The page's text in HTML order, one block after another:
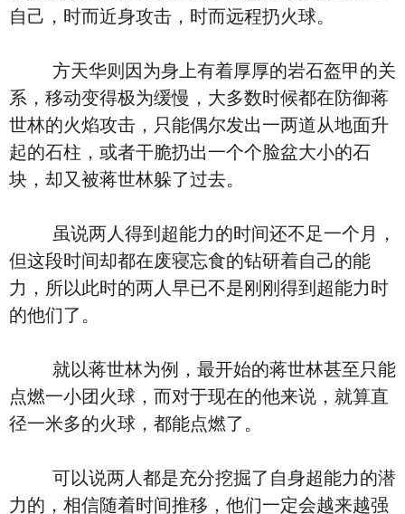
自己，时而近身攻击，时而远程扔火球。
方天华则因为身上有着厚厚的岩石盔甲的关
系，移动变得极为缓慢，大多数时候都在防御蒋
世林的火焰攻击，只能偶尔发出一两道从地面升
起的石柱，或者干脆扔出一个个脸盆大小的石
块，却又被蒋世林躲了过去。
虽说两人得到超能力的时间还不足一个月，
但这段时间却都在废寝忘食的钻研着自己的能
力，所以此时的两人早已不是刚刚得到超能力时
的他们了。
就以蒋世林为例，最开始的蒋世林甚至只能
点燃一小团火球，而对于现在的他来说，就算直
径一米多的火球，都能点燃了。
可以说两人都是充分挖掘了自身超能力的潜
力的，相信随着时间推移，他们一定会越来越强